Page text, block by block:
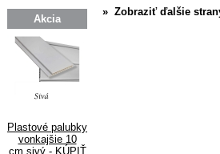
Akcia
Plastové palubky
vonkajšie 10
cm,sivý - KÚPIŤ
» Zobraziť ďalšie